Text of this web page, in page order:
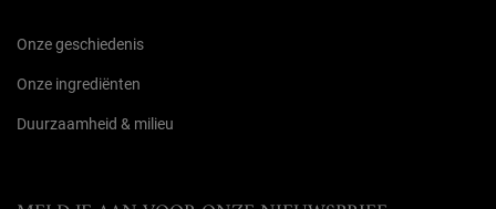
Onze geschiedenis
Onze ingrediënten
Duurzaamheid & milieu